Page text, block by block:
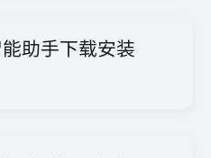
助手下载安装